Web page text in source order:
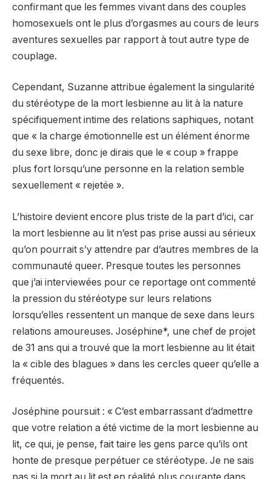
confirmant que les femmes vivant dans des couples
homosexuels ont le plus d’orgasmes au cours de leurs
aventures sexuelles par rapport à tout autre type de
couplage.
Cependant, Suzanne attribue également la singularité
du stéréotype de la mort lesbienne au lit à la nature
spécifiquement intime des relations saphiques, notant
que « la charge émotionnelle est un élément énorme
du sexe libre, donc je dirais que le « coup » frappe
plus fort lorsqu’une personne en la relation semble
sexuellement « rejetée ».
L’histoire devient encore plus triste de la part d’ici, car
la mort lesbienne au lit n’est pas prise aussi au sérieux
qu’on pourrait s’y attendre par d’autres membres de la
communauté queer. Presque toutes les personnes
que j’ai interviewées pour ce reportage ont commenté
la pression du stéréotype sur leurs relations
lorsqu’elles ressentent un manque de sexe dans leurs
relations amoureuses. Joséphine*, une chef de projet
de 31 ans qui a trouvé que la mort lesbienne au lit était
la « cible des blagues » dans les cercles queer qu’elle a
fréquentés.
Joséphine poursuit : « C’est embarrassant d’admettre
que votre relation a été victime de la mort lesbienne au
lit, ce qui, je pense, fait taire les gens parce qu’ils ont
honte de presque perpétuer ce stéréotype. Je ne sais